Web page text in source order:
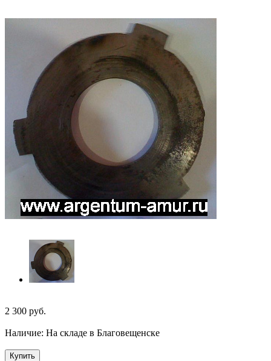
2 300 руб.
Наличие: На складе в Благовещенске
Купить